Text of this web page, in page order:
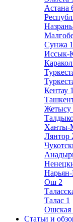
Астана
Назрань
Сунжа 1
Иссык-
Каракол
Кентау 1
Жетысу
Ханты-
Лянтор
Ош 2
Талас 1
Ошская
Статьи и